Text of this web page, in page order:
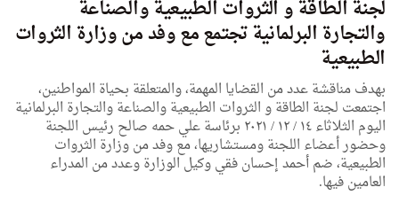
لجنة الطاقة و الثروات الطبيعية والصناعة
والتجارة البرلمانية تجتمع مع وفد من وزارة الثروات
الطبيعية
بهدف مناقشة عدد من القضايا المهمة، والمتعلقة بحياة المواطنين،
اجتمعت لجنة الطاقة و الثروات الطبيعية والصناعة والتجارة البرلمانية
اليوم الثلاثاء ١٤ / ١٢ / ٢٠٢١ برئاسة علي حمه صالح رئيس اللجنة
وحضور أعضاء اللجنة ومستشاريها، مع وفد من وزارة الثروات
الطبيعية، ضم أحمد إحسان فقي وكيل الوزارة وعدد من المدراء
العامين فيها.